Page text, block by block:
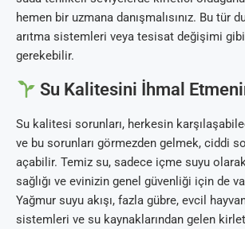
hemen bir uzmana danışmalısınız. Bu tür
arıtma sistemleri veya tesisat değişimi
gerekebilir.
Su Kalitesini İhmal
Su kalitesi sorunları, herkesin
ve bu sorunları görmezden gelmek, ciddi
açabilir. Temiz su, sadece içme suyu
sağlığı ve evinizin genel güvenliği için de
Yağmur suyu akışı, fazla gübre, evcil
sistemleri ve su kaynaklarından gelen